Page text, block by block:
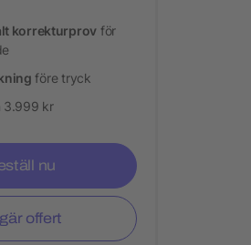
korrekturprov för
före tryck
kr
nu
offert